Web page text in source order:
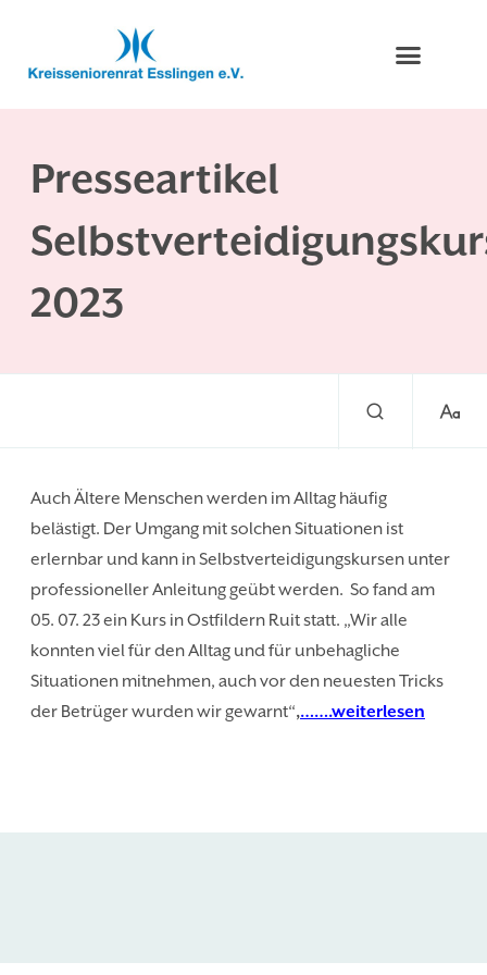
Presseartikel
2023
Auch Ältere Menschen werden im Alltag häufig
belästigt. Der Umgang mit solchen Situationen ist
erlernbar und kann in Selbstverteidigungskursen unter
professioneller Anleitung geübt werden. So fand am
05. 07. 23 ein Kurs in Ostfildern Ruit statt. „Wir alle
konnten viel für den Alltag und für unbehagliche
Situationen mitnehmen, auch vor den neuesten Tricks
der Betrüger wurden wir gewarnt“,…….weiterlesen